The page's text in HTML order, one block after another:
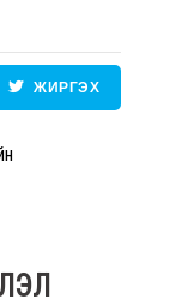
ЖИРГЭХ